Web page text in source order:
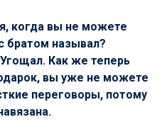
когда вы не можете
братом называл?
Как же теперь
вы уже не можете
переговоры, потому